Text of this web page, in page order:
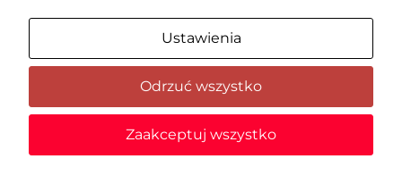
© 2020 AMC – Andrzej M. Chołdzyński | Wszystkie prawa
Zmień ustawienia cookies
Ustawienia
Odrzuć wszystko
Zaakceptuj wszystko